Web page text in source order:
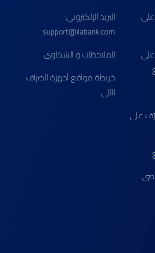
على
البريد الإلكتروني:
support@ilabank.com
الملاحظات و الشكاوي
خريطة مواقع أجهزة الصراف
الآلي